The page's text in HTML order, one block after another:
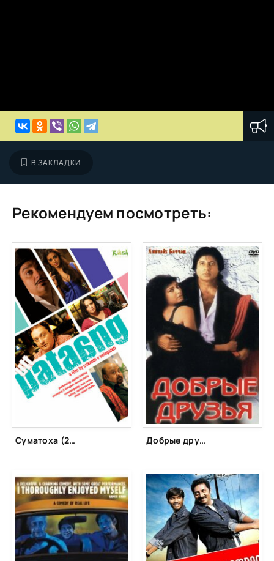
В ЗАКЛАДКИ
Рекомендуем посмотреть:
Суматоха (2011) Добрые друзья (1991)